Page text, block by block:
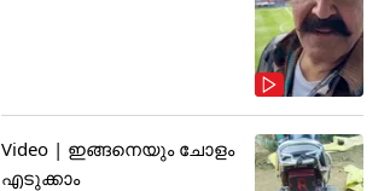
Video | ഇങ്ങനെയും ചോളം
എടുക്കാം